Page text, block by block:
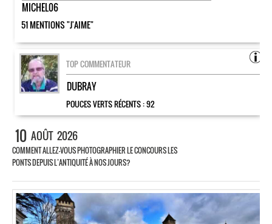
MICHEL06
51 MENTIONS "J'AIME"
TOP COMMENTATEUR
DUBRAY
POUCES VERTS RÉCENTS :92
10 AOÛT 2026
COMMENT ALLEZ-VOUS PHOTOGRAPHIER LE CONCOURS LES
PONTS DEPUIS L’ANTIQUITÉ À NOS JOURS?